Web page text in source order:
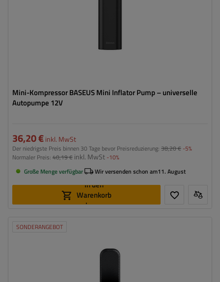
Mini-Kompressor BASEUS Mini Inflator Pump – universelle
Autopumpe 12V
36,20 €inkl. MwSt
Der niedrigste Preis binnen 30 Tage bevor Preisreduzierung: 38,20 € -5%
Normaler Preis: 40,19 € inkl. MwSt -10%
Große Menge verfügbar
Wir versenden schon am11. August
In den
Warenkorb
legen
SONDERANGEBOT